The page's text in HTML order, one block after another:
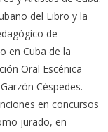
del Libro y la
de
en Cuba de la
Oral Escénica
Céspedes.
en concursos
jurado, en